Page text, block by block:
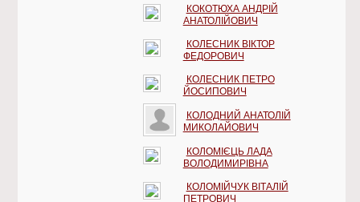
КОКОТЮХА АНДРІЙ
АНАТОЛІЙОВИЧ
КОЛЕСНИК ВІКТОР
ФЕДОРОВИЧ
КОЛЕСНИК ПЕТРО
ЙОСИПОВИЧ
КОЛОДНИЙ АНАТОЛІЙ
МИКОЛАЙОВИЧ
КОЛОМІЄЦЬ ЛАДА
ВОЛОДИМИРІВНА
КОЛОМІЙЧУК ВІТАЛІЙ
ПЕТРОВИЧ